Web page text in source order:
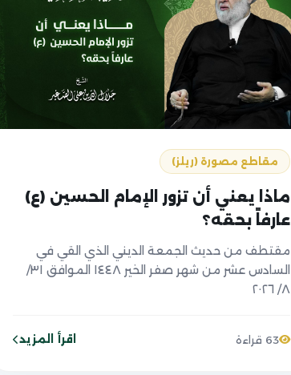
مقاطع مصورة (ريلز)
ماذا يعني أن تزور الإمام الحسين (ع)
عارفاً بحقه؟
مقتطف من حديث الجمعة الديني الذي القي في
السادس عشر من شهر صفر الخير ١٤٤٨ الموافق ٣١/
٨/ ٢٠٢٦
63 قراءة اقرأ المزيد